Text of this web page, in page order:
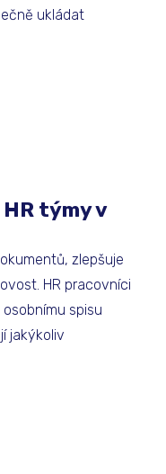
ukládat
týmy v
zlepšuje
HR pracovníci
spisu
jakýkoliv